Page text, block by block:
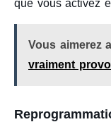
que vous activez
Vous aimerez
vraiment